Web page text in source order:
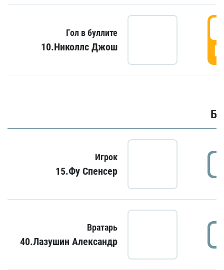
Гол в буллите
10.Николлс Джош
Игрок
15.Фу Спенсер
Вратарь
40.Лазушин Александр